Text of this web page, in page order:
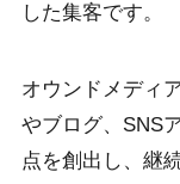
した集客です。
オウンドメディ
やブログ、SNS
点を創出し、継